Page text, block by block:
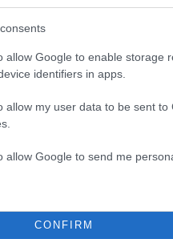
allow Google to enable storage
identifiers in apps.
allow my user data to be sent
allow Google to send me
CONFIRM
σχολιάζει πως η